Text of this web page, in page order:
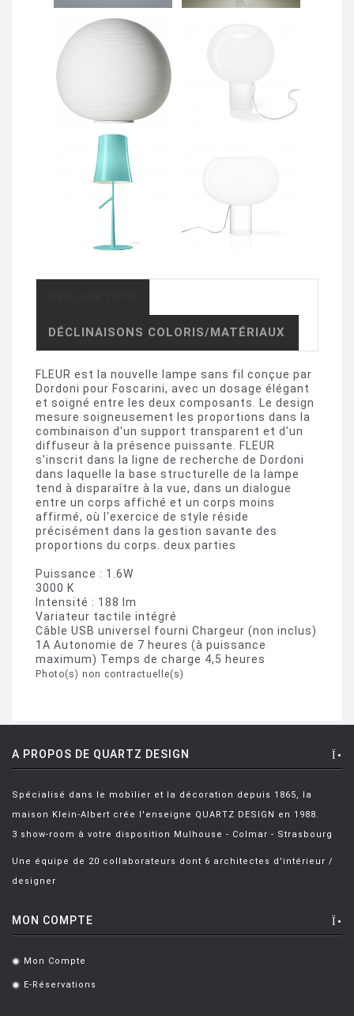
DÉCLINAISONS COLORIS/MATÉRIAUX
FLEUR est la nouvelle lampe sans fil conçue par
Dordoni pour Foscarini, avec un dosage élégant
et soigné entre les deux composants. Le design
mesure soigneusement les proportions dans la
combinaison d'un support transparent et d'un
diffuseur à la présence puissante. FLEUR
s'inscrit dans la ligne de recherche de Dordoni
dans laquelle la base structurelle de la lampe
tend à disparaître à la vue, dans un dialogue
entre un corps affiché et un corps moins
affirmé, où l'exercice de style réside
précisément dans la gestion savante des
proportions du corps. deux parties
Puissance : 1.6W
3000 K
Intensité : 188 lm
Variateur tactile intégré
Câble USB universel fourni Chargeur (non inclus)
1A Autonomie de 7 heures (à puissance
maximum) Temps de charge 4,5 heures
Photo(s) non contractuelle(s)
A PROPOS DE QUARTZ DESIGN
Spécialisé dans le mobilier et la décoration depuis 1865, la
maison Klein-Albert crée l'enseigne QUARTZ DESIGN en 1988.
3 show-room à votre disposition Mulhouse - Colmar - Strasbourg
Une équipe de 20 collaborateurs dont 6 architectes d'intérieur /
designer
MON COMPTE
. Mon Compte
. E-Réservations